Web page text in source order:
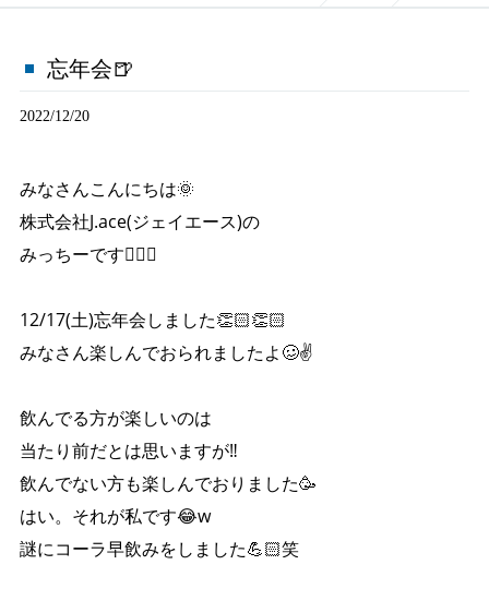
忘年会🍺
2022/12/20
みなさんこんにちは🌞
株式会社J.ace(ジェイエース)の
みっちーです🙋‍♀️✨
12/17(土)忘年会しました👏🏻👏🏻
みなさん楽しんでおられましたよ🥴✌️
飲んでる方が楽しいのは
当たり前だとは思いますが‼︎
飲んでない方も楽しんでおりました🥳
はい。それが私です😂w
謎にコーラ早飲みをしました💪🏻笑